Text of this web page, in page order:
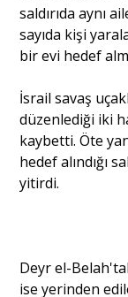
saldırıda aynı
sayıda kişi
bir evi hedef
İsrail savaş
düzenlediği iki
kaybetti. Öte
hedef alındığı
yitirdi.
Deyr el-
ise yerinden